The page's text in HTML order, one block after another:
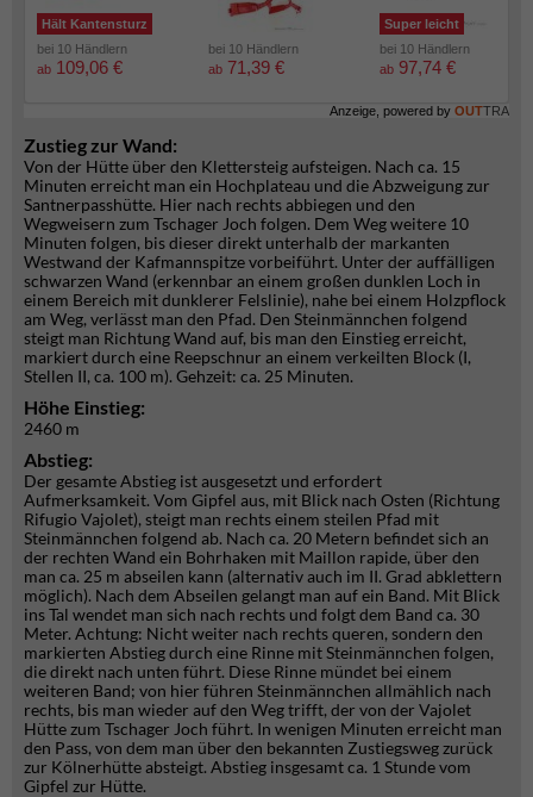
Hält Kantensturz
bei 10 Händlern
ab 109,06 €
bei 10 Händlern
ab 71,39 €
Super leicht
bei 10 Händlern
ab 97,74 €
Anzeige, powered by OUTTRA
Zustieg zur Wand:
Von der Hütte über den Klettersteig aufsteigen. Nach ca. 15
Minuten erreicht man ein Hochplateau und die Abzweigung zur
Santnerpasshütte. Hier nach rechts abbiegen und den
Wegweisern zum Tschager Joch folgen. Dem Weg weitere 10
Minuten folgen, bis dieser direkt unterhalb der markanten
Westwand der Kafmannspitze vorbeiführt. Unter der auffälligen
schwarzen Wand (erkennbar an einem großen dunklen Loch in
einem Bereich mit dunklerer Felslinie), nahe bei einem Holzpflock
am Weg, verlässt man den Pfad. Den Steinmännchen folgend
steigt man Richtung Wand auf, bis man den Einstieg erreicht,
markiert durch eine Reepschnur an einem verkeilten Block (I,
Stellen II, ca. 100 m). Gehzeit: ca. 25 Minuten.
Höhe Einstieg:
2460 m
Abstieg:
Der gesamte Abstieg ist ausgesetzt und erfordert
Aufmerksamkeit. Vom Gipfel aus, mit Blick nach Osten (Richtung
Rifugio Vajolet), steigt man rechts einem steilen Pfad mit
Steinmännchen folgend ab. Nach ca. 20 Metern befindet sich an
der rechten Wand ein Bohrhaken mit Maillon rapide, über den
man ca. 25 m abseilen kann (alternativ auch im II. Grad abklettern
möglich). Nach dem Abseilen gelangt man auf ein Band. Mit Blick
ins Tal wendet man sich nach rechts und folgt dem Band ca. 30
Meter. Achtung: Nicht weiter nach rechts queren, sondern den
markierten Abstieg durch eine Rinne mit Steinmännchen folgen,
die direkt nach unten führt. Diese Rinne mündet bei einem
weiteren Band; von hier führen Steinmännchen allmählich nach
rechts, bis man wieder auf den Weg trifft, der von der Vajolet
Hütte zum Tschager Joch führt. In wenigen Minuten erreicht man
den Pass, von dem man über den bekannten Zustiegsweg zurück
zur Kölnerhütte absteigt. Abstieg insgesamt ca. 1 Stunde vom
Gipfel zur Hütte.